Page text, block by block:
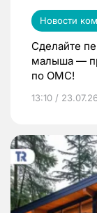
Новости
Сделайте
малыша —
по ОМС!
13:10 / 23.07.26